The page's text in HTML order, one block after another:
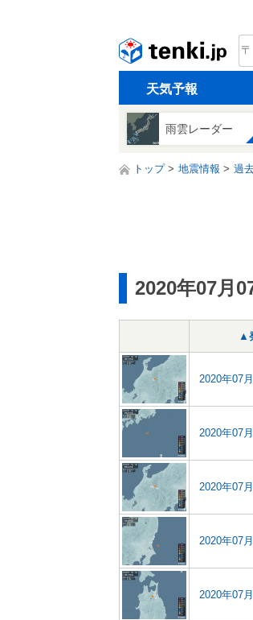
天気予報
雨雲レーダー
トップ 地震情報 過
2020年07月
▲
2020年07
2020年07
2020年07
2020年07
2020年07